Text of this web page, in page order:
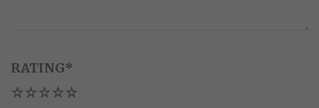
RATING*
5
4
3
2